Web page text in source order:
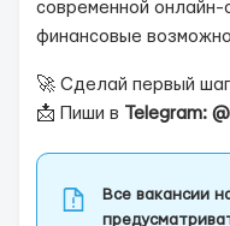
современной онлайн-
финансовые
🚀 Сделай первый
📩 Пиши в
Telegram:
Все вакансии